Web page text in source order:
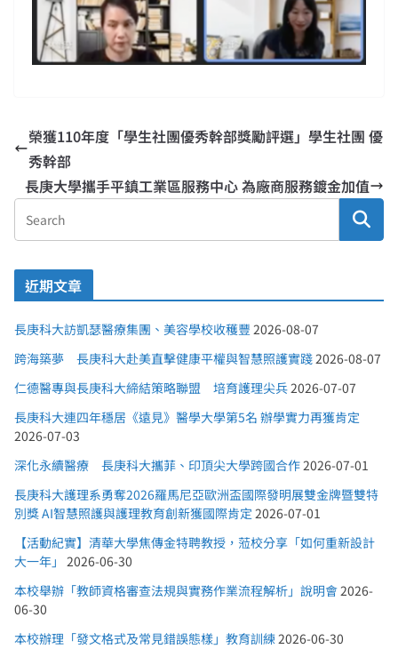
榮獲110年度「學生社團優秀幹部獎勵評選」學生社團 優
秀幹部
長庚大學攜手平鎮工業區服務中心 為廠商服務鍍金加值
近期文章
長庚科大訪凱瑟醫療集團、美容學校收穫豐 2026-08-07
跨海築夢 長庚科大赴美直擊健康平權與智慧照護實踐 2026-08-07
仁德醫專與長庚科大締結策略聯盟 培育護理尖兵 2026-07-07
長庚科大連四年穩居《遠見》醫學大學第5名 辦學實力再獲肯定
2026-07-03
深化永續醫療 長庚科大攜菲、印頂尖大學跨國合作 2026-07-01
長庚科大護理系勇奪2026羅馬尼亞歐洲盃國際發明展雙金牌暨雙特
別獎 AI智慧照護與護理教育創新獲國際肯定 2026-07-01
【活動紀實】清華大學焦傳金特聘教授，蒞校分享「如何重新設計
大一年」
2026-06-30
本校舉辦「教師資格審查法規與實務作業流程解析」說明會 2026-
06-30
本校辦理「發文格式及常見錯誤態樣」教育訓練 2026-06-30